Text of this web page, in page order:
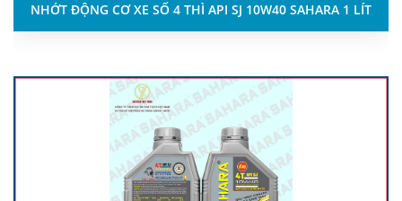
NHỚT ĐỘNG CƠ XE SỐ 4 THÌ API SJ 10W40 SAHARA 1 LÍT